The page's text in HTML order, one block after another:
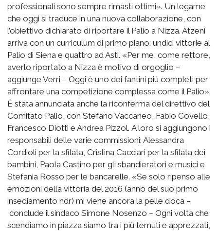
professionali sono sempre rimasti ottimi». Un legame
che oggi si traduce in una nuova collaborazione, con
l’obiettivo dichiarato di riportare il Palio a Nizza. Atzeni
arriva con un curriculum di primo piano: undici vittorie al
Palio di Siena e quattro ad Asti. «Per me, come rettore,
averlo riportato a Nizza è motivo di orgoglio –
aggiunge Verri – Oggi è uno dei fantini più completi per
affrontare una competizione complessa come il Palio».
È stata annunciata anche la riconferma del direttivo del
Comitato Palio, con Stefano Vaccaneo, Fabio Covello,
Francesco Diotti e Andrea Pizzol. A loro si aggiungono i
responsabili delle varie commissioni: Alessandra
Cordioli per la sfilata, Cristina Cacciari per la sfilata dei
bambini, Paola Castino per gli sbandieratori e musici e
Stefania Rosso per le bancarelle. «Se solo ripenso alle
emozioni della vittoria del 2016 (anno del suo primo
insediamento ndr) mi viene ancora la pelle d’oca –
conclude il sindaco Simone Nosenzo – Ogni volta che
scendiamo in piazza siamo tra i più temuti e apprezzati,